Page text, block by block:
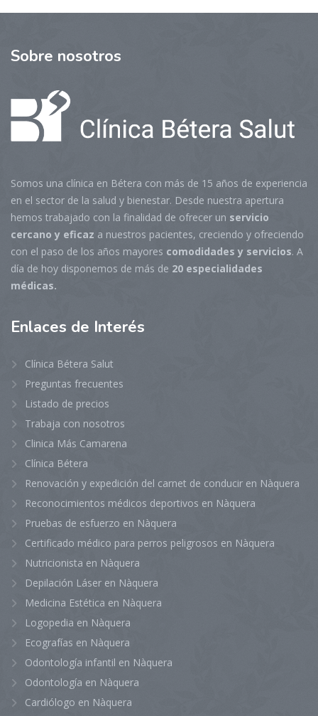
Sobre nosotros
Somos una clínica en Bétera con más de 15 años de experiencia
en el sector de la salud y bienestar. Desde nuestra apertura
hemos trabajado con la finalidad de ofrecer un servicio
cercano y eficaz a nuestros pacientes, creciendo y ofreciendo
con el paso de los años mayores comodidades y servicios. A
día de hoy disponemos de más de 20 especialidades
médicas.
Enlaces de Interés
Clínica Bétera Salut
Preguntas frecuentes
Listado de precios
Trabaja con nosotros
Clinica Más Camarena
Clínica Bétera
Renovación y expedición del carnet de conducir en Nàquera
Reconocimientos médicos deportivos en Nàquera
Pruebas de esfuerzo en Nàquera
Certificado médico para perros peligrosos en Nàquera
Nutricionista en Nàquera
Depilación Láser en Nàquera
Medicina Estética en Nàquera
Logopedia en Nàquera
Ecografías en Nàquera
Odontología infantil en Nàquera
Odontología en Nàquera
Cardiólogo en Nàquera